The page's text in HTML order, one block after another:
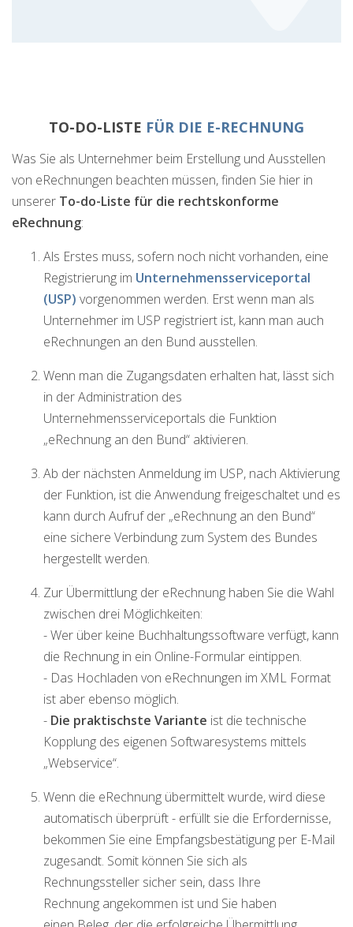
TO-DO-LISTE FÜR DIE E-RECHNUNG
Was Sie als Unternehmer beim Erstellung und Ausstellen
von eRechnungen beachten müssen, finden Sie hier in
unserer To-do-Liste für die rechtskonforme
eRechnung:
Als Erstes muss, sofern noch nicht vorhanden, eine
Registrierung im Unternehmensserviceportal
(USP) vorgenommen werden. Erst wenn man als
Unternehmer im USP registriert ist, kann man auch
eRechnungen an den Bund ausstellen.
Wenn man die Zugangsdaten erhalten hat, lässt sich
in der Administration des
Unternehmensserviceportals die Funktion
„eRechnung an den Bund“ aktivieren.
Ab der nächsten Anmeldung im USP, nach Aktivierung
der Funktion, ist die Anwendung freigeschaltet und es
kann durch Aufruf der „eRechnung an den Bund“
eine sichere Verbindung zum System des Bundes
hergestellt werden.
Zur Übermittlung der eRechnung haben Sie die Wahl
zwischen drei Möglichkeiten:
- Wer über keine Buchhaltungssoftware verfügt, kann
die Rechnung in ein Online-Formular eintippen.
- Das Hochladen von eRechnungen im XML Format
ist aber ebenso möglich.
- Die praktischste Variante ist die technische
Kopplung des eigenen Softwaresystems mittels
„Webservice“.
Wenn die eRechnung übermittelt wurde, wird diese
automatisch überprüft - erfüllt sie die Erfordernisse,
bekommen Sie eine Empfangsbestätigung per E-Mail
zugesandt. Somit können Sie sich als
Rechnungssteller sicher sein, dass Ihre
Rechnung angekommen ist und Sie haben